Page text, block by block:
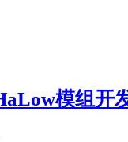
连接的未来？